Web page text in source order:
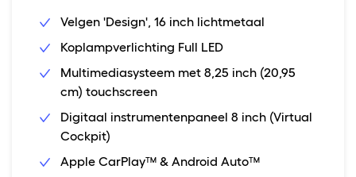
Velgen 'Design', 16 inch lichtmetaal
Koplampverlichting Full LED
Multimediasysteem met 8,25 inch (20,95
cm) touchscreen
Digitaal instrumentenpaneel 8 inch (Virtual
Cockpit)
Apple CarPlay™ & Android Auto™